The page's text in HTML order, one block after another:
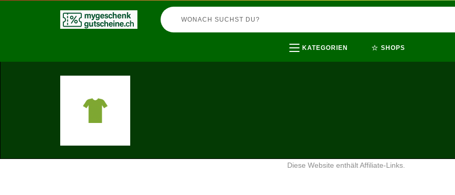
KATEGORIEN ⭐ SHOPS
Diese Website enthält Affiliate-Links.